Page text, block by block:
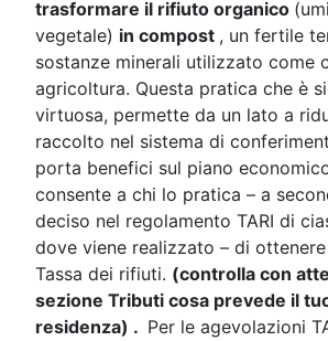
trasformare il rifiuto organico
vegetale) in compost , un fertile
sostanze minerali utilizzato come
agricoltura. Questa pratica che è
virtuosa, permette da un lato a
raccolto nel sistema di
porta benefici sul piano
consente a chi lo pratica – a
deciso nel regolamento TARI di
dove viene realizzato – di
Tassa dei rifiuti. (controlla con
sezione Tributi cosa prevede il
residenza) . Per le agevolazioni